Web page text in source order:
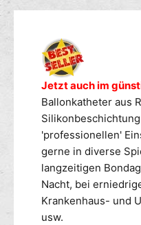
r
t
v
e
r
f
b
a
a
l
l
o
n
-
D
a
u
e
-
e
f
ü
r
B
a
l
l
o
n
D
g
Jetzt auch im
Ballonkatheter aus
'professionellen'
gerne in diverse
langzeitigen
Nacht, bei
Krankenhaus- und
usw.